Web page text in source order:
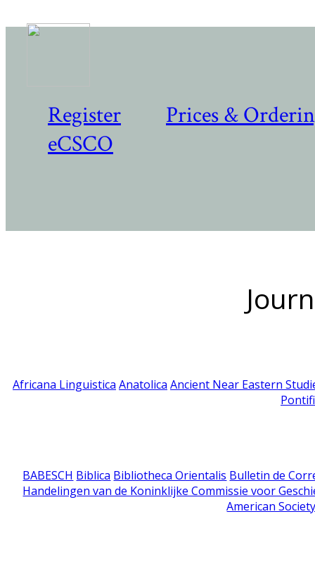
Register
Prices &
eCSCO
Africana Linguistica Anatolica Ancient Near Eastern
BABESCH Biblica Bibliotheca Orientalis Bulletin de
Handelingen van de Koninklijke Commissie voor
American